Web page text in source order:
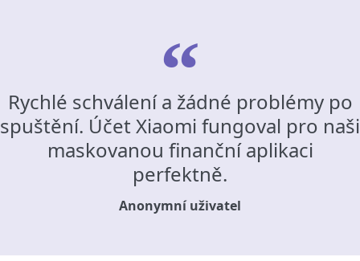
Rychlé schválení a žádné problémy po
spuštění. Účet Xiaomi fungoval pro naši
maskovanou finanční aplikaci
perfektně.
Anonymní uživatel